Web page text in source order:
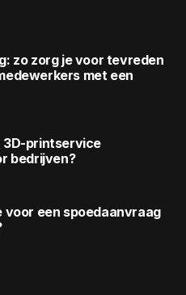
zo zorg je voor tevreden
met een
3D-printservice
bedrijven?
voor een spoedaanvraag